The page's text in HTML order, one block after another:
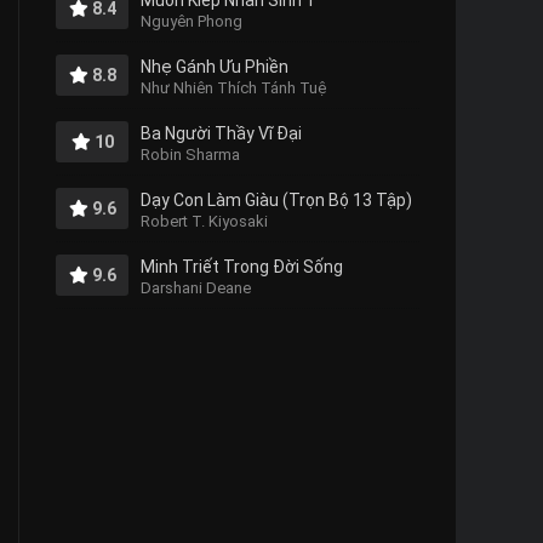
8.4
Nguyên Phong
8.8 Nhẹ Gánh Ưu Phiền
Như Nhiên Thích Tánh Tuệ
10 Ba Người Thầy Vĩ Đại
Robin Sharma
9.6 Dạy Con Làm Giàu (Trọn Bộ 13 Tập)
Robert T. Kiyosaki
9.6 Minh Triết Trong Đời Sống
Darshani Deane